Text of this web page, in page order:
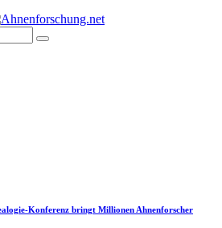
Konferenz bringt Millionen Ahnenforscher